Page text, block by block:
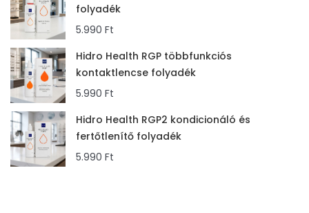
folyadék
5.990 Ft
Hidro Health RGP többfunkciós
kontaktlencse folyadék
5.990 Ft
Hidro Health RGP2 kondicionáló és
fertőtlenítő folyadék
5.990 Ft